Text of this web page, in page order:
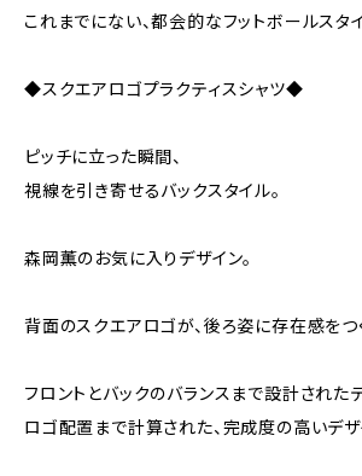
これまでにない、都会的なフットボールスタイ
◆スクエアロゴプラクティスシャツ◆
ピッチに立った瞬間、
視線を引き寄せるバックスタイル。
森岡薫のお気に入りデザイン。
背面のスクエアロゴが、後ろ姿に存在感をつ
フロントとバックのバランスまで設計されたデ
ロゴ配置まで計算された、完成度の高いデザ